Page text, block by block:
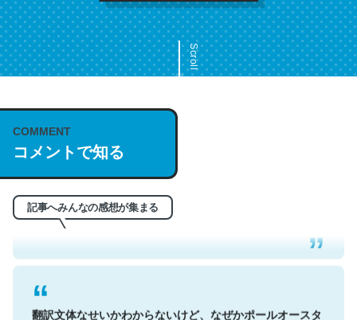
Scroll
COMMENT
コメントで知る
記事へみんなの感想が集まる
これは名文。彼はとてもクレバーなんだろうなと凄く思
う。英語少しでも読める人は原文もお勧め。自分はこの流
─今のこの状況が信じられるかい？ by ラーズ・ヌートバー
翻訳文体なせいかわからないけど、なぜかポールオースタ